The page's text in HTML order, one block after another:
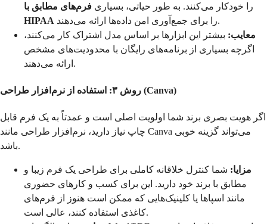
را خودکار می‌کنند. به طور حیاتی، بسیاری فرم‌های مطابق با
HIPAA
را برای جمع‌آوری امن داده‌ها ارائه می‌دهند.
معایب: بیشتر این ابزارها بر اساس مدل اشتراک کار می‌کنند،
اگرچه بسیاری از برنامه‌های رایگان با محدودیت‌های مشخص
ارائه می‌دهند.
روش ۳: استفاده از نرم‌افزار طراحی (Canva)
اگر هویت بصری برند شما اولویت اصلی است و عمدتاً به یک فرم قابل
چاپ نیاز دارید، نرم‌افزار طراحی مانند Canva می‌تواند گزینه خوبی
باشد.
مزایا: شما کنترل خلاقانه کاملی برای طراحی یک فرم زیبا و
مطابق با برند خود دارید. این برای کسب و کارهای حضوری
مانند اسپاها یا کلینیک‌هایی که ممکن است هنوز از فرم‌های
کاغذی استفاده کنند، عالی است.